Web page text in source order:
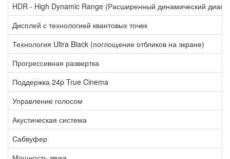
HDR - High Dynamic Range (Расширенный динамический
Дисплей с технологией квантовых точек
Технология Ultra Black (поглощение отбликов на экране)
Прогрессивная развертка
Поддержка 24p True Cinema
Управление голосом
Акустическая система
Сабвуфер